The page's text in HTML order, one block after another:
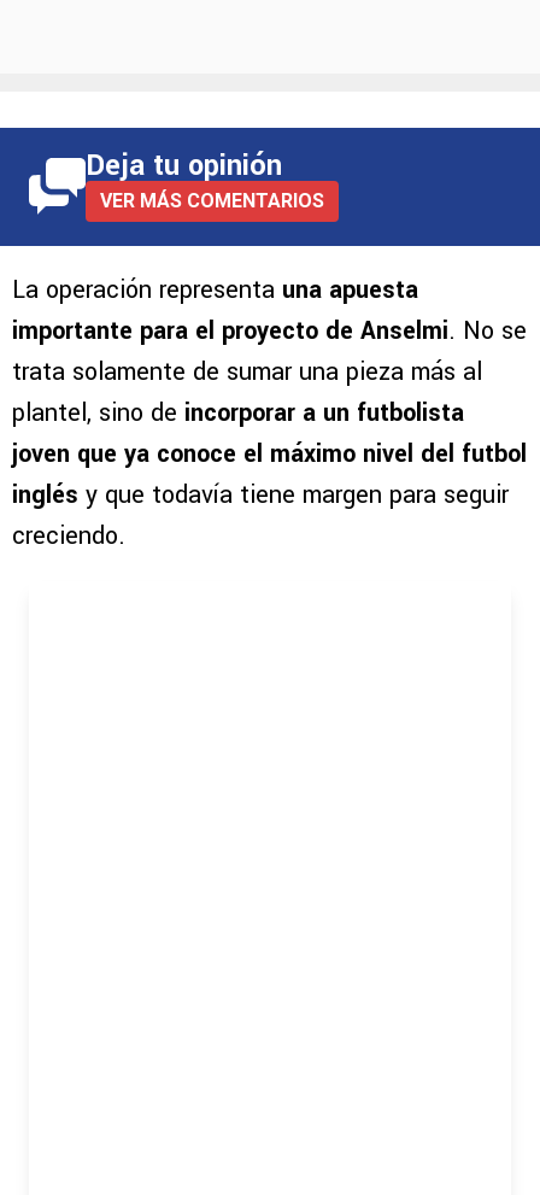
Deja tu opinión
VER MÁS COMENTARIOS
La operación representa una apuesta
importante para el proyecto de Anselmi. No se
trata solamente de sumar una pieza más al
plantel, sino de incorporar a un futbolista
joven que ya conoce el máximo nivel del futbol
inglés y que todavía tiene margen para seguir
creciendo.